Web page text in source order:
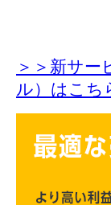
＞＞新サー
ル）はこち